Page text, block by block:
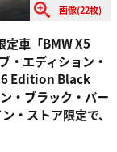
画像(22枚)
定車「BMW X5
エディション・
Edition Black
・ブラック・バー
・ストア限定で、